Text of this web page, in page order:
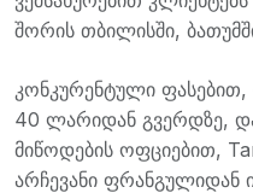
შორის თბილისში,
კონკურენტული
40 ლარიდან გვერდზე,
მიწოდების ოფციებით,
არჩევანი ფრანგულიდან